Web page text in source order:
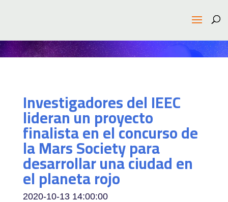
Investigadores del IEEC
lideran un proyecto
finalista en el concurso de
la Mars Society para
desarrollar una ciudad en
el planeta rojo
2020-10-13 14:00:00